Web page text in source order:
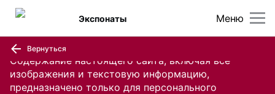
Содержание настоящего сайта, включая все
изображения и текстовую информацию,
предназначено только для персонального
Меню
Экспонаты
Вернуться